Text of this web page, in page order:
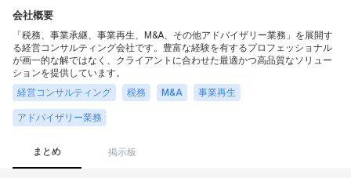
会社概要
「税務、事業承継、事業再生、M&A、その他アドバイザリー業務」を展開す
る経営コンサルティング会社です。豊富な経験を有するプロフェッショナル
が画一的な解ではなく、クライアントに合わせた最適かつ高品質なソリュー
ションを提供しています。
経営コンサルティング
税務 M&A 事業再生
アドバイザリー業務
まとめ 掲示板